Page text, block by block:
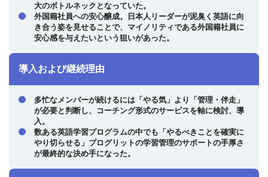
大のボトルネックとなっていた。
外国籍社員への安心醸成。日本人リーダーが泥臭く英語に向
き合う姿を見せることで、マイノリティである外国籍社員に
安心感を与えたいという狙いがあった。
導入および継続理由
多忙なメンバーが続けるには「やる気」より「管理・伴走」
が必要と判断し、コーチング形式のサービスを軸に検討、導
入。
数ある英語学習プログラムの中でも「やるべきことを確実に
やり切らせる」プログリットの学習管理のサポートの手厚さ
が最終的な決め手になった。